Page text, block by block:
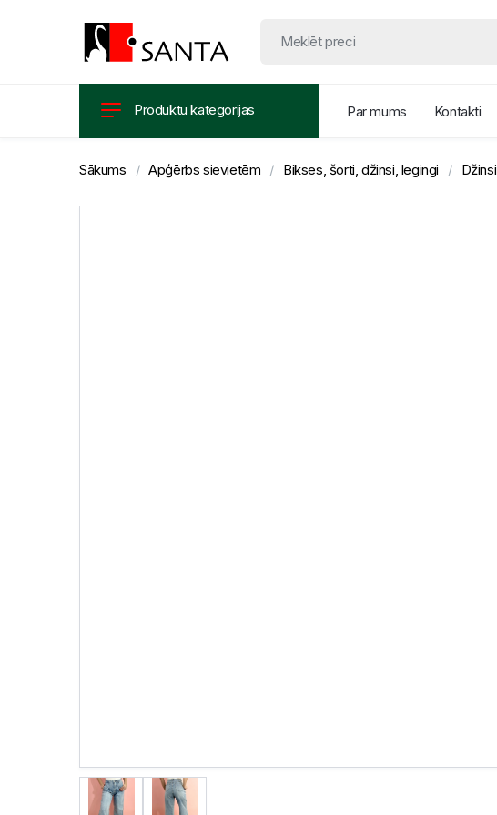
Produktu kategorijas Par mums Kontakti
Sākums Apģērbs sievietēm Bikses, šorti, džinsi, legingi Džinsi